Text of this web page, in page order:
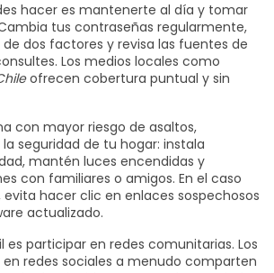
hacer es mantenerte al día y tomar
tus contraseñas regularmente,
dos factores y revisa las fuentes de
Los medios locales como
ofrecen cobertura puntual y sin
con mayor riesgo de asaltos,
seguridad de tu hogar: instala
mantén luces encendidas y
con familiares o amigos. En el caso
hacer clic en enlaces sospechosos
actualizado.
participar en redes comunitarias. Los
redes sociales a menudo comparten